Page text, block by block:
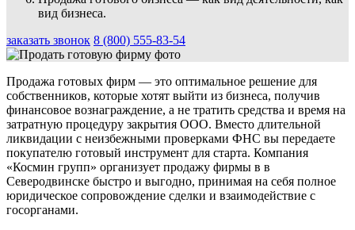
вид бизнеса.
заказать звонок 8 (800) 555-83-54
Продажа готовых фирм — это оптимальное решение для
собственников, которые хотят выйти из бизнеса, получив
финансовое вознаграждение, а не тратить средства и время на
затратную процедуру закрытия ООО. Вместо длительной
ликвидации с неизбежными проверками ФНС вы передаете
покупателю готовый инструмент для старта. Компания
«Космин групп» организует продажу фирмы в в
Северодвинске быстро и выгодно, принимая на себя полное
юридическое сопровождение сделки и взаимодействие с
госорганами.